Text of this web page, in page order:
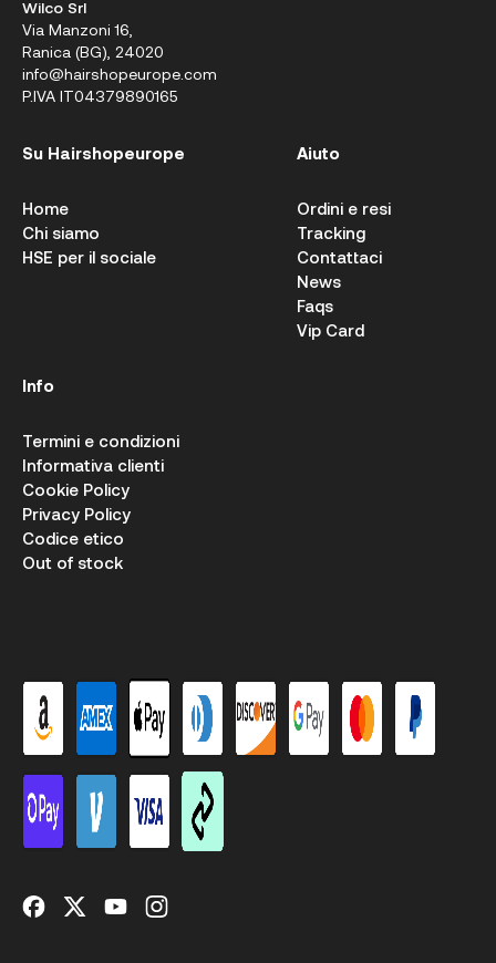
Wilco Srl
Via Manzoni 16,
Ranica (BG), 24020
info@hairshopeurope.com
P.IVA IT04379890165
Su Hairshopeurope
Home
Chi siamo
HSE per il sociale
Aiuto
Ordini e resi
Tracking
Contattaci
News
Faqs
Vip Card
Info
Termini e condizioni
Informativa clienti
Cookie Policy
Privacy Policy
Codice etico
Out of stock